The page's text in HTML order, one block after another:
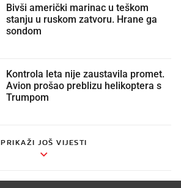
Bivši američki marinac u teškom
stanju u ruskom zatvoru. Hrane ga
sondom
Kontrola leta nije zaustavila promet.
Avion prošao preblizu helikoptera s
Trumpom
PRIKAŽI JOŠ VIJESTI